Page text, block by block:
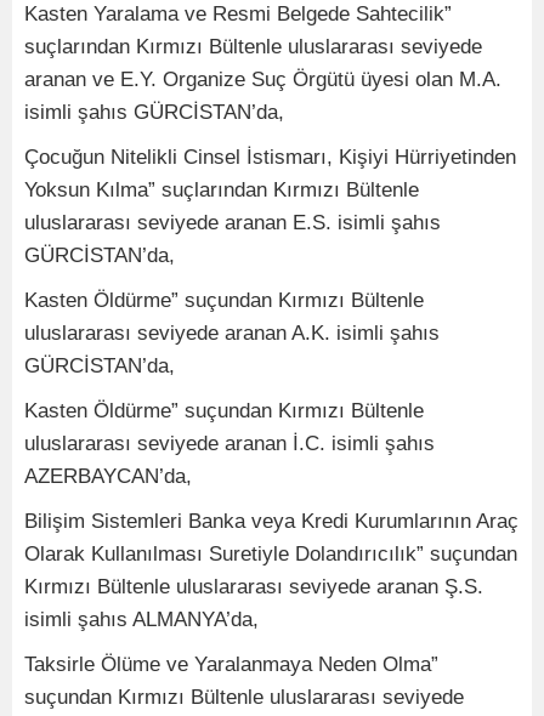
Kasten Yaralama ve Resmi Belgede Sahtecilik”
suçlarından Kırmızı Bültenle uluslararası seviyede
aranan ve E.Y. Organize Suç Örgütü üyesi olan M.A.
isimli şahıs GÜRCİSTAN’da,
Çocuğun Nitelikli Cinsel İstismarı, Kişiyi Hürriyetinden
Yoksun Kılma” suçlarından Kırmızı Bültenle
uluslararası seviyede aranan E.S. isimli şahıs
GÜRCİSTAN’da,
Kasten Öldürme” suçundan Kırmızı Bültenle
uluslararası seviyede aranan A.K. isimli şahıs
GÜRCİSTAN’da,
Kasten Öldürme” suçundan Kırmızı Bültenle
uluslararası seviyede aranan İ.C. isimli şahıs
AZERBAYCAN’da,
Bilişim Sistemleri Banka veya Kredi Kurumlarının Araç
Olarak Kullanılması Suretiyle Dolandırıcılık” suçundan
Kırmızı Bültenle uluslararası seviyede aranan Ş.S.
isimli şahıs ALMANYA’da,
Taksirle Ölüme ve Yaralanmaya Neden Olma”
suçundan Kırmızı Bültenle uluslararası seviyede